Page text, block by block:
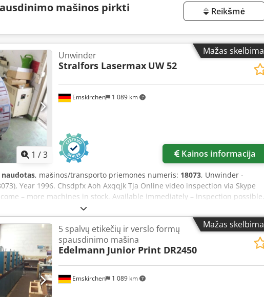
mašinos pirkti
Reikšmė
Mažas
1 /3
Emskirchen 1 089 km
Unwinder
Stralfors Lasermax UW 52
Kainos informacija
naudotas, mašinos/transporto priemonės numeris: 18073, Unwinder -
Year 1996. Chsdpfx Aoh Axqqjk Tja Online video inspection via Skype
– more machines in stock. Available immediately – inspection possible.
– machine can be tested on site.
Mažas
Emskirchen 1 089 km
5 spalvų etikečių ir verslo formų
spausdinimo mašina
Edelmann Junior Print DR2450